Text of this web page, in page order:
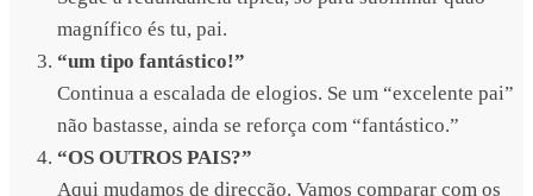
magnífico és tu, pai.
“um tipo fantástico!”
Continua a escalada de elogios. Se um “excelente pai”
não bastasse, ainda se reforça com “fantástico.”
“OS OUTROS PAIS?”
Aqui mudamos de direcção. Vamos comparar com os